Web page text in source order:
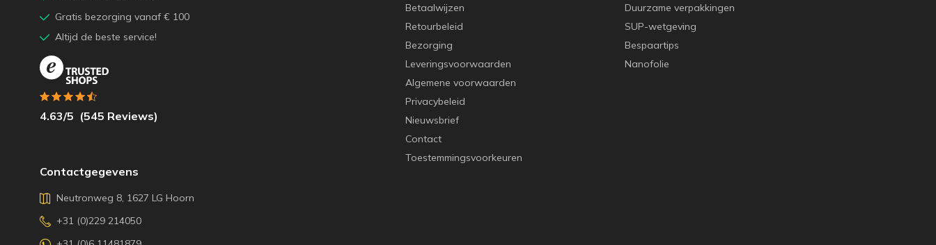
Betaalwijzen
Retourbeleid
Bezorging
Leveringsvoorwaarden
Algemene voorwaarden
Privacybeleid
Nieuwsbrief
Contact
Toestemmingsvoorkeuren
Duurzame verpakkingen
SUP-wetgeving
Bespaartips
Nanofolie
Contactgegevens
Neutronweg 8, 1627 LG Hoorn
+31 (0)229 214050
Gratis bezorging vanaf € 100
Altijd de beste service!
4.63/5 (545 Reviews)